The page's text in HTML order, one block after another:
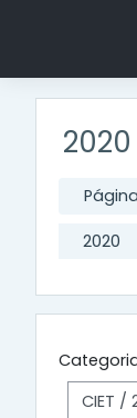
2020
2020